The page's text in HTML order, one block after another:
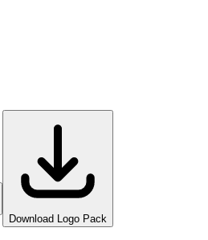
Download Logo Pack